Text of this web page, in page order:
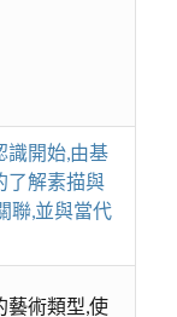
識開始,由基
了解素描與
聯,並與當代
藝術類型,使